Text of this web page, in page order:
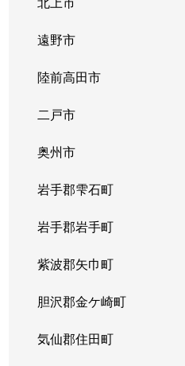
遠野市
陸前高田市
二戸市
奥州市
岩手郡雫石町
岩手郡岩手町
紫波郡矢巾町
胆沢郡金ケ崎町
気仙郡住田町